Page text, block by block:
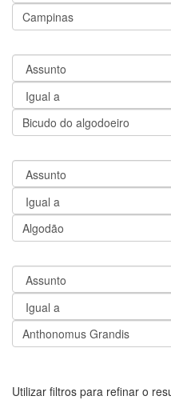
Utilizar filtros para refinar o